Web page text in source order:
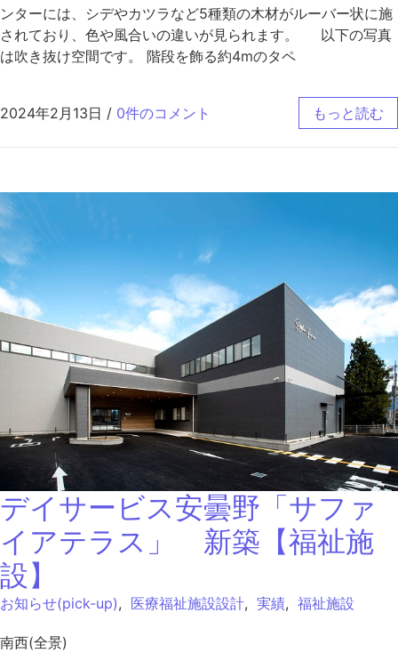
ンターには、シデやカツラなど5種類の木材がルーバー状に施
されており、色や風合いの違いが見られます。 以下の写真
は吹き抜け空間です。 階段を飾る約4mのタペ
2024年2月13日 / 0件のコメント もっと読む
デイサービス安曇野「サファ
イアテラス」 新築【福祉施
設】
お知らせ(pick-up), 医療福祉施設設計, 実績, 福祉施設
南西(全景)